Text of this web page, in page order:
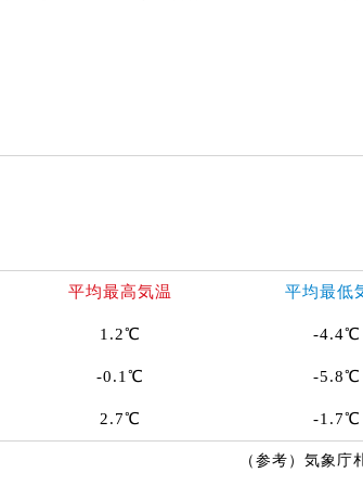
平均最高気温 平均最低
1.2℃ -4.4℃
-0.1℃ -5.8℃
2.7℃ -1.7℃
（参考）気象庁